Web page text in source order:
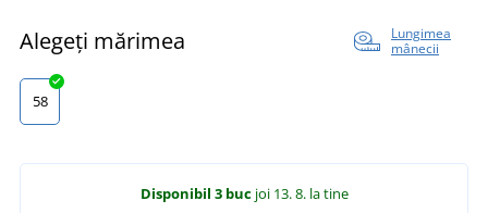
Alegeți mărimea
Lungimea
mânecii
58
Disponibil 3 buc joi 13. 8. la tine